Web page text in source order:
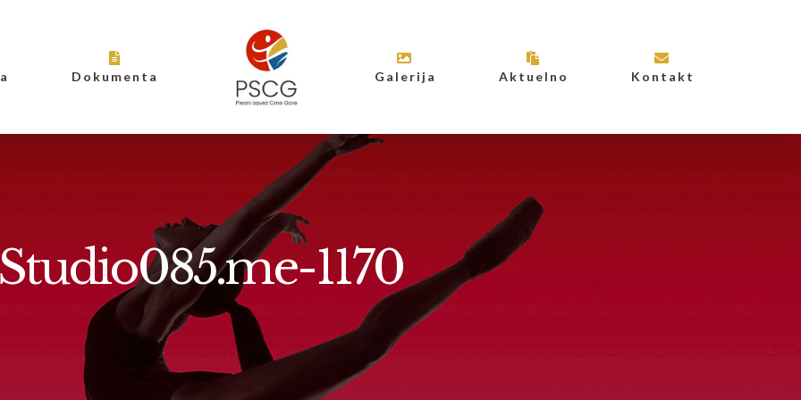
Dokumenta Galerija Aktuelno Kontakt
Studio085.me-1170